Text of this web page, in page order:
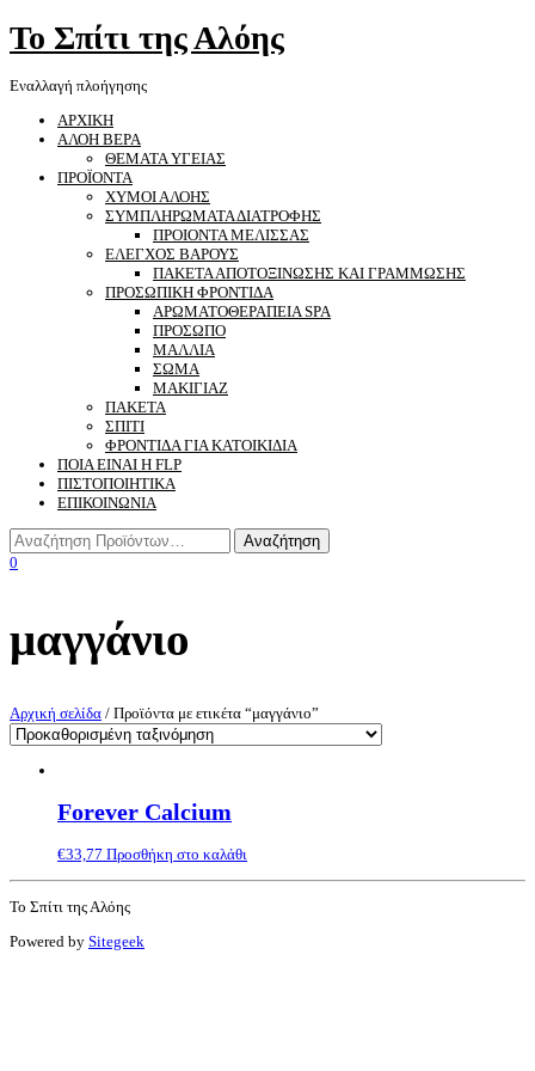
Το Σπίτι της Αλόης
Εναλλαγή πλοήγησης
ΑΡΧΙΚΗ
ΑΛΟΗ ΒΕΡΑ
ΘΕΜΑΤΑ ΥΓΕΙΑΣ
ΠΡΟΪΟΝΤΑ
ΧΥΜΟΙ ΑΛΟΗΣ
ΣΥΜΠΛΗΡΩΜΑΤΑ ΔΙΑΤΡΟΦΗΣ
ΠΡΟΙΟΝΤΑ ΜΕΛΙΣΣΑΣ
ΕΛΕΓΧΟΣ ΒΑΡΟΥΣ
ΠΑΚΕΤΑ ΑΠΟΤΟΞΙΝΩΣΗΣ ΚΑΙ ΓΡΑΜΜΩΣΗΣ
ΠΡΟΣΩΠΙΚΗ ΦΡΟΝΤΙΔΑ
ΑΡΩΜΑΤΟΘΕΡΑΠΕΙΑ SPA
ΠΡΟΣΩΠΟ
ΜΑΛΛΙΑ
ΣΩΜΑ
ΜΑΚΙΓΙΑΖ
ΠΑΚΕΤΑ
ΣΠΙΤΙ
ΦΡΟΝΤΙΔΑ ΓΙΑ ΚΑΤΟΙΚΙΔΙΑ
ΠΟΙΑ ΕΙΝΑΙ Η FLP
ΠΙΣΤΟΠΟΙΗΤΙΚΑ
ΕΠΙΚΟΙΝΩΝΙΑ
0
μαγγάνιο
Αρχική σελίδα / Προϊόντα με ετικέτα “μαγγάνιο”
Forever Calcium
€33,77 Προσθήκη στο καλάθι
Το Σπίτι της Αλόης
Powered by Sitegeek